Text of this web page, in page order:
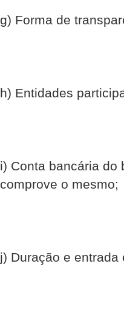
g) Forma de
h) Entidades
i) Conta bancária do
comprove o mesmo;
j) Duração e entrada